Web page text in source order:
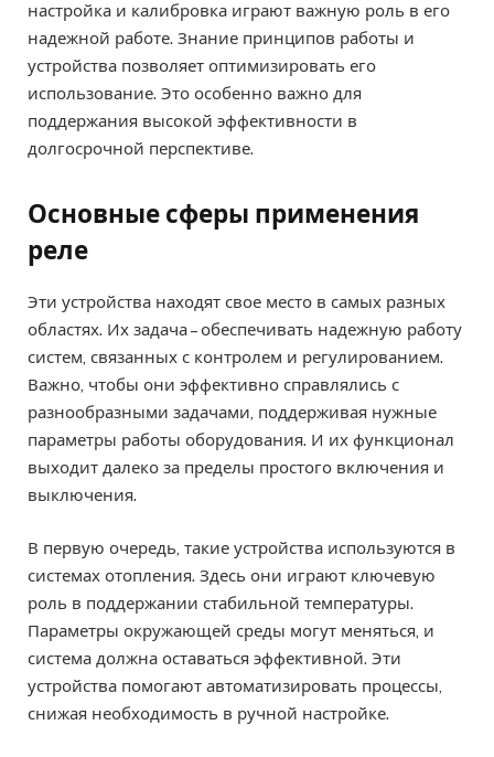
настройка и калибровка играют важную роль в его
надежной работе. Знание принципов работы и
устройства позволяет оптимизировать его
использование. Это особенно важно для
поддержания высокой эффективности в
долгосрочной перспективе.
Основные сферы применения
реле
Эти устройства находят свое место в самых разных
областях. Их задача – обеспечивать надежную работу
систем, связанных с контролем и регулированием.
Важно, чтобы они эффективно справлялись с
разнообразными задачами, поддерживая нужные
параметры работы оборудования. И их функционал
выходит далеко за пределы простого включения и
выключения.
В первую очередь, такие устройства используются в
системах отопления. Здесь они играют ключевую
роль в поддержании стабильной температуры.
Параметры окружающей среды могут меняться, и
система должна оставаться эффективной. Эти
устройства помогают автоматизировать процессы,
снижая необходимость в ручной настройке.